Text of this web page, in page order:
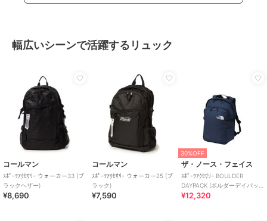
幅広いシーンで活躍するリュック
コールマン
ｽﾎﾟｰﾂｱｸｾｻﾘｰ ウォーカー33 (ブ
ラックヘザー)
¥8,690
コールマン
ｽﾎﾟｰﾂｱｸｾｻﾘｰ ウォーカー25 (ブ
ラック)
¥7,590
30%OFF
ザ・ノース・フェイス
ｽﾎﾟｰﾂｱｸｾｻﾘｰ BOULDER
DAYPACK (ボルダーデイパッ
ク)
¥12,320